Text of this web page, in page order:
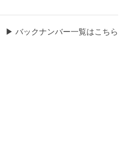
▶︎ バックナンバー一覧はこちら